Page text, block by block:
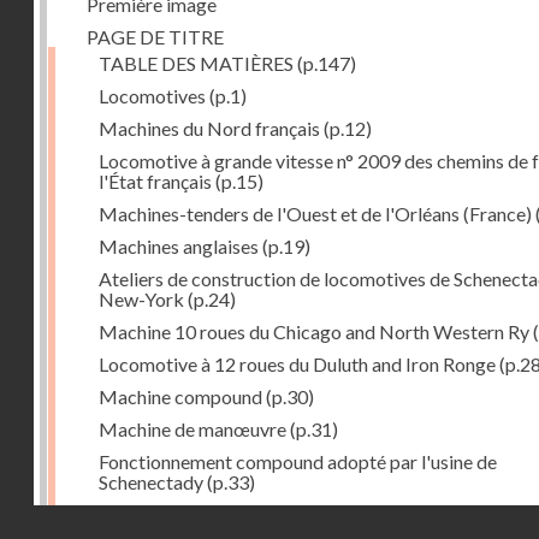
PAGE DE TITRE
TABLE DES MATIÈRES (p.147)
Locomotives (p.1)
Machines du Nord français (p.12)
Locomotive à grande vitesse n° 2009 des chemins de
l'État français (p.15)
Machines-tenders de l'Ouest et de l'Orléans (France)
Machines anglaises (p.19)
Ateliers de construction de locomotives de
New-York (p.24)
Machine 10 roues du Chicago and North Western Ry
Locomotive à 12 roues du Duluth and Iron Ronge
Machine compound(p.30)
Machine de manœuvre(p.31)
Fonctionnement compound adopté par l'usine de
Schenectady(p.33)